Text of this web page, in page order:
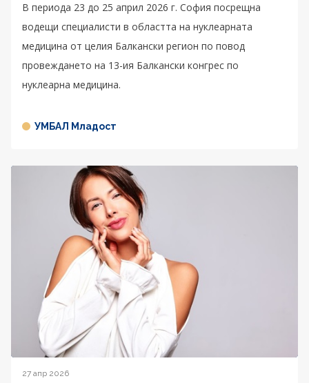
В периода 23 до 25 април 2026 г. София посрещна
водещи специалисти в областта на нуклеарната
медицина от целия Балкански регион по повод
провеждането на 13-ия Балкански конгрес по
нуклеарна медицина.
УМБАЛ Младост
27 апр 2026